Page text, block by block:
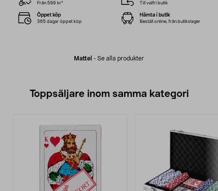
Mattel - Se alla produkter
Från 599 kr* Till valfri butik
Öppet köp
365 dagar öppet köp
Hämta i butik
Beställ online, från butikslager
Toppsäljare inom samma kategori